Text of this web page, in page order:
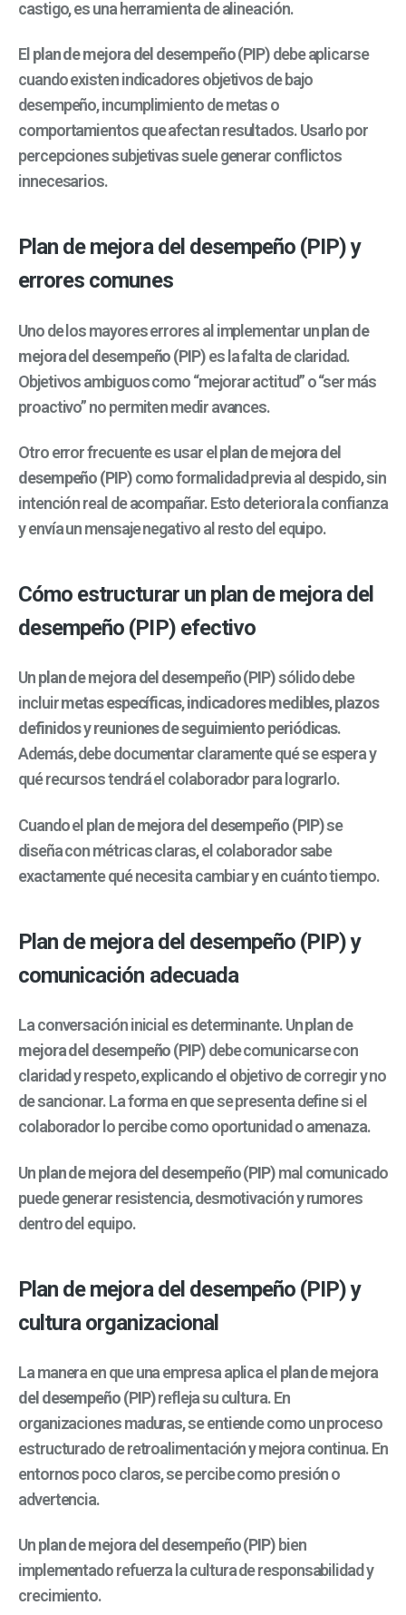
castigo, es una herramienta de alineación.
El plan de mejora del desempeño (PIP)debe aplicarse
cuando existen indicadores objetivos de bajo
desempeño, incumplimiento de metas o
comportamientos que afectan resultados. Usarlo por
percepciones subjetivas suele generar conflictos
innecesarios.
Plan de mejora del desempeño (PIP) y
errores comunes
Uno de los mayores errores al implementar unplan de
mejora del desempeño (PIP)es la falta de claridad.
Objetivos ambiguos como “mejorar actitud” o “ser más
proactivo” no permiten medir avances.
Otro error frecuente es usar el plan de mejora del
desempeño (PIP)como formalidad previa al despido, sin
intención real de acompañar. Esto deteriora la confianza
y envía un mensaje negativo al resto del equipo.
Cómo estructurar un plan de mejora del
desempeño (PIP) efectivo
Unplan de mejora del desempeño (PIP)sólido debe
incluirmetas específicas,indicadores medibles,plazos
definidosyreuniones de seguimiento periódicas.
Además, debe documentar claramente qué se espera y
qué recursos tendrá el colaborador para lograrlo.
Cuando elplan de mejora del desempeño (PIP)se
diseña con métricas claras, el colaborador sabe
exactamente qué necesita cambiar y en cuánto tiempo.
Plan de mejora del desempeño (PIP) y
comunicación adecuada
La conversación inicial es determinante. Unplan de
mejora del desempeño (PIP)debe comunicarse con
claridad y respeto, explicando el objetivo de corregir y no
de sancionar. La forma en que se presenta define si el
colaborador lo percibe como oportunidad o amenaza.
Unplan de mejora del desempeño (PIP)mal comunicado
puede generar resistencia, desmotivación y rumores
dentro del equipo.
Plan de mejora del desempeño (PIP) y
cultura organizacional
La manera en que una empresa aplica el plan de mejora
del desempeño (PIP)refleja su cultura. En
organizaciones maduras, se entiende como un proceso
estructurado de retroalimentación y mejora continua. En
entornos poco claros, se percibe como presión o
advertencia.
Unplan de mejora del desempeño (PIP) bien
implementado refuerza la cultura de responsabilidad y
crecimiento.